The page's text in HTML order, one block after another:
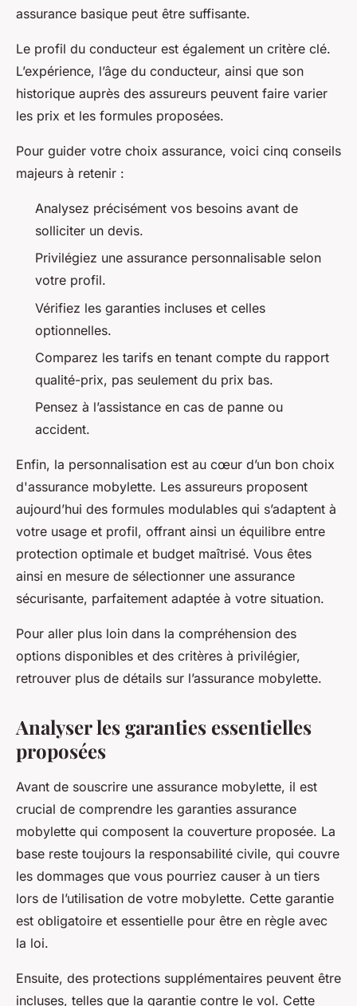
assurance basique peut être suffisante.
Le profil du conducteur est également un critère clé.
L’expérience, l’âge du conducteur, ainsi que son
historique auprès des assureurs peuvent faire varier
les prix et les formules proposées.
Pour guider votre choix assurance, voici cinq conseils
majeurs à retenir :
Analysez précisément vos besoins avant de
solliciter un devis.
Privilégiez une assurance personnalisable selon
votre profil.
Vérifiez les garanties incluses et celles
optionnelles.
Comparez les tarifs en tenant compte du rapport
qualité-prix, pas seulement du prix bas.
Pensez à l’assistance en cas de panne ou
accident.
Enfin, la personnalisation est au cœur d’un bon choix
d'assurance mobylette. Les assureurs proposent
aujourd’hui des formules modulables qui s’adaptent à
votre usage et profil, offrant ainsi un équilibre entre
protection optimale et budget maîtrisé. Vous êtes
ainsi en mesure de sélectionner une assurance
sécurisante, parfaitement adaptée à votre situation.
Pour aller plus loin dans la compréhension des
options disponibles et des critères à privilégier,
retrouver plus de détails sur l’assurance mobylette.
Analyser les garanties essentielles
proposées
Avant de souscrire une assurance mobylette, il est
crucial de comprendre les garanties assurance
mobylette qui composent la couverture proposée. La
base reste toujours la responsabilité civile, qui couvre
les dommages que vous pourriez causer à un tiers
lors de l’utilisation de votre mobylette. Cette garantie
est obligatoire et essentielle pour être en règle avec
la loi.
Ensuite, des protections supplémentaires peuvent être
incluses, telles que la garantie contre le vol. Cette